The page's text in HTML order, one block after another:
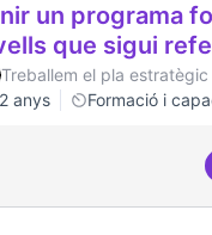
internacionals
un programa
que sigui
Treballem el pla
2 anys
Formació i